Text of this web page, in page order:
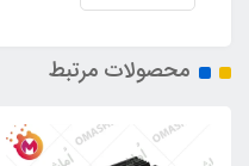
محصولات مرتبط